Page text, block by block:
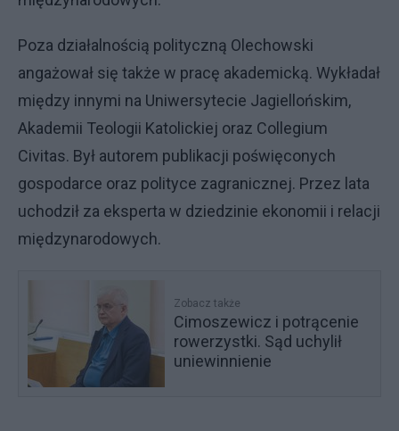
Poza działalnością polityczną Olechowski
angażował się także w pracę akademicką. Wykładał
między innymi na Uniwersytecie Jagiellońskim,
Akademii Teologii Katolickiej oraz Collegium
Civitas. Był autorem publikacji poświęconych
gospodarce oraz polityce zagranicznej. Przez lata
uchodził za eksperta w dziedzinie ekonomii i relacji
międzynarodowych.
Zobacz także
Cimoszewicz i potrącenie
rowerzystki. Sąd uchylił
uniewinnienie